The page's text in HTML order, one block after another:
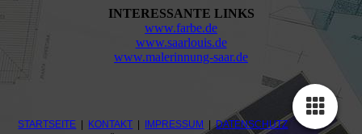
INTERESSANTE LINKS
www.farbe.de
www.saarlouis.de
www.malerinnung-saar.de
STARTSEITE | KONTAKT | IMPRESSUM |DATENSCHUTZ